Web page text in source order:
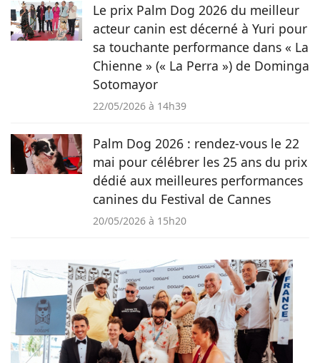
Le prix Palm Dog 2026 du meilleur
acteur canin est décerné à Yuri pour
sa touchante performance dans « La
Chienne » (« La Perra ») de Dominga
Sotomayor
22/05/2026 à 14h39
Palm Dog 2026 : rendez-vous le 22
mai pour célébrer les 25 ans du prix
dédié aux meilleures performances
canines du Festival de Cannes
20/05/2026 à 15h20